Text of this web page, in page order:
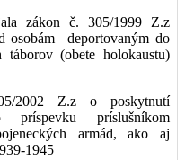
zákon č. 305/1999 Z.z
osobám deportovaným do
táborov (obete holokaustu)
2002 Z.z o poskytnutí
príspevku príslušníkom
armád, ako aj
1945